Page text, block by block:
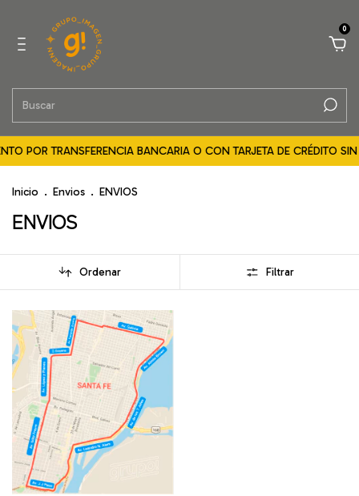
0
POR TRANSFERENCIA BANCARIA O CON TARJETA DE CRÉDITO
Inicio . Envios . ENVIOS
ENVIOS
Ordenar Filtrar